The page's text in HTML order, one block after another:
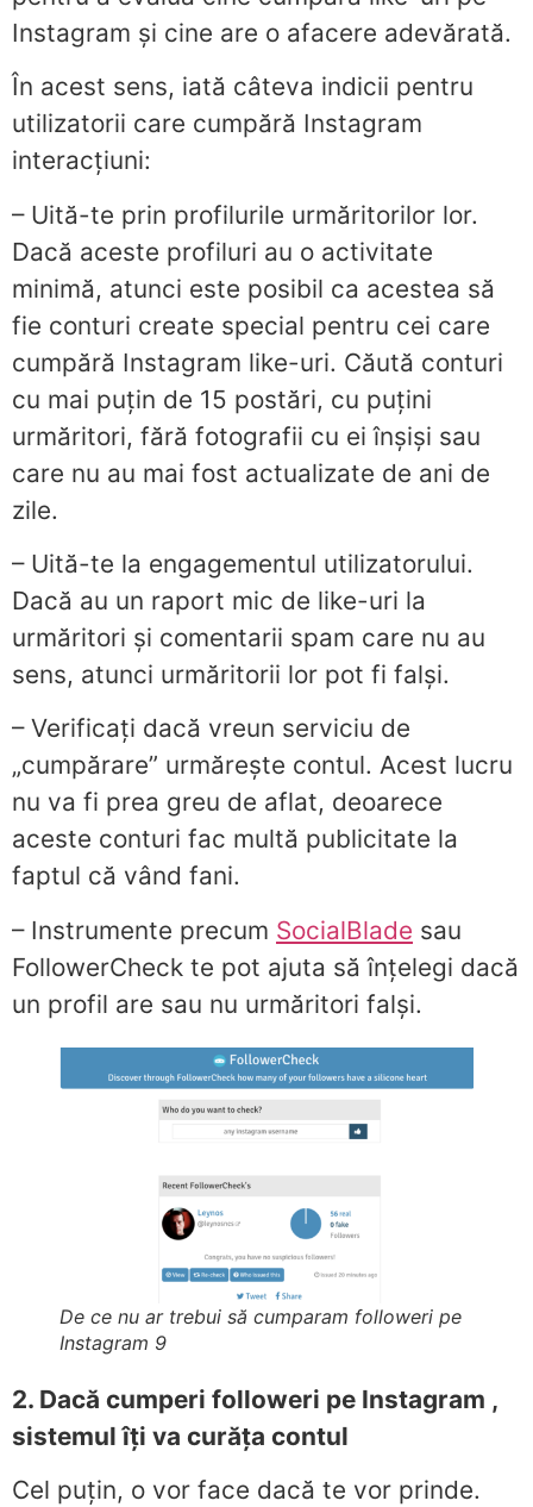
Instagram și cine are o afacere adevărată.
În acest sens, iată câteva indicii pentru
utilizatorii care cumpără Instagram
interacțiuni:
– Uită-te prin profilurile urmăritorilor lor.
Dacă aceste profiluri au o activitate
minimă, atunci este posibil ca acestea să
fie conturi create special pentru cei care
cumpără Instagram like-uri. Căută conturi
cu mai puțin de 15 postări, cu puțini
urmăritori, fără fotografii cu ei înșiși sau
care nu au mai fost actualizate de ani de
zile.
– Uită-te la engagementul utilizatorului.
Dacă au un raport mic de like-uri la
urmăritori și comentarii spam care nu au
sens, atunci urmăritorii lor pot fi falși.
– Verificați dacă vreun serviciu de
„cumpărare” urmărește contul. Acest lucru
nu va fi prea greu de aflat, deoarece
aceste conturi fac multă publicitate la
faptul că vând fani.
– Instrumente precum SocialBlade sau
FollowerCheck te pot ajuta să înțelegi dacă
un profil are sau nu urmăritori falși.
De ce nu ar trebui să cumparam followeri pe
Instagram 9
2. Dacă cumperi followeri pe Instagram ,
sistemul îți va curăța contul
Cel puțin, o vor face dacă te vor prinde.